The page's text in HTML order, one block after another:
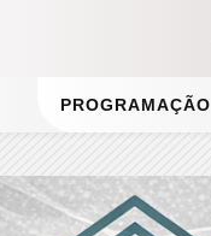
PROGRAMAÇÃO